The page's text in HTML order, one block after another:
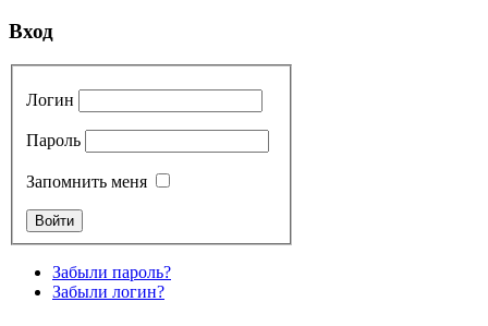
Вход
Логин
Пароль
Запомнить меня
Забыли пароль?
Забыли логин?